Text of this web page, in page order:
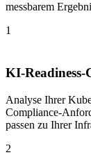
messbarem
1
KI-Readiness-
Analyse Ihrer
Compliance-
passen zu Ihrer
2